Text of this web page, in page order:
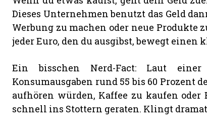
Dieses Unternehmen benutzt das Geld
Werbung zu machen oder neue
jeder Euro, den du ausgibst, bewegt
Ein bisschen Nerd-Fact: Laut
Konsumausgaben rund 55 bis 60 Prozent
aufhören würden, Kaffee zu kaufen
schnell ins Stottern geraten. Klingt